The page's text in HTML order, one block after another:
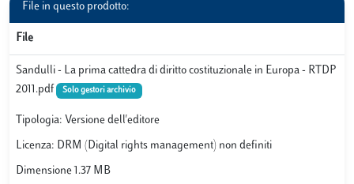
File in questo prodotto:
File
Sandulli - La prima cattedra di diritto costituzionale in Europa - RTDP
2011.pdf
Solo gestori archivio
Tipologia: Versione dell'editore
Licenza: DRM (Digital rights management) non definiti
Dimensione 1.37 MB